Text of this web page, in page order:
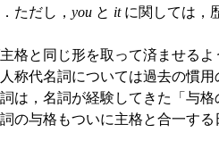
ただし， you と itに関しては，
と同じ形を取って済ませる
称代名詞については過去の慣
は，名詞が経験してきた「与
与格もついに主格と合一す